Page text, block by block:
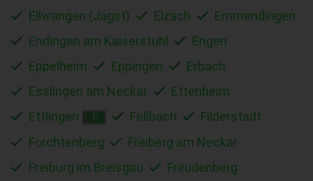
Ellwangen (Jagst)
Elzach
Emmendingen
Endingen am Kaiserstuhl
Engen
Eppelheim
Eppingen
Erbach
Esslingen am Neckar
Ettenheim
Ettlingen
F Fellbach
Filderstadt
Forchtenberg
Freiberg am Neckar
Freiburg im Breisgau
Freudenberg